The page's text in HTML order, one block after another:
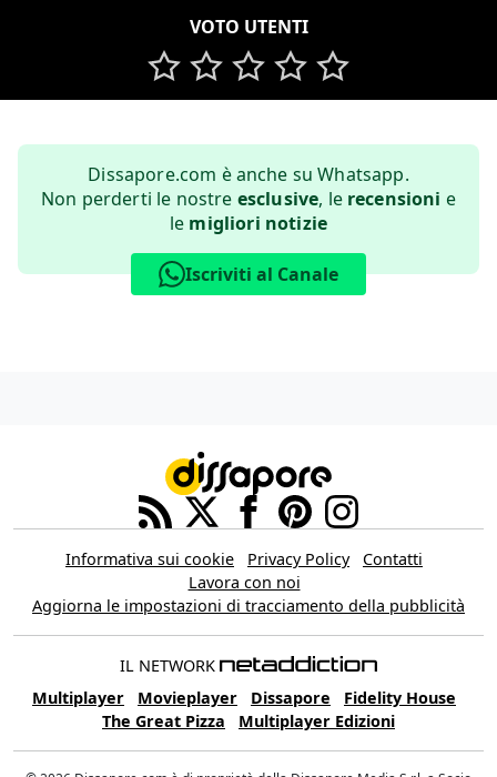
VOTO UTENTI
Dissapore.com è anche su Whatsapp.
Non perderti le nostre esclusive, le recensioni e
le migliori notizie
Iscriviti al Canale
Informativa sui cookie Privacy Policy
Contatti
Lavora con noi
Aggiorna le impostazioni di tracciamento della pubblicità
IL NETWORK
Multiplayer
Movieplayer Dissapore
Fidelity House
The Great Pizza
Multiplayer Edizioni